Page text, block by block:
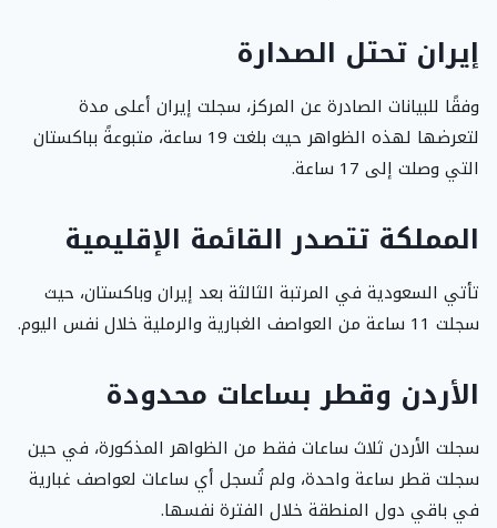
إيران تحتل الصدارة
وفقًا للبيانات الصادرة عن المركز، سجلت إيران أعلى مدة
لتعرضها لهذه الظواهر حيث بلغت 19 ساعة، متبوعةً بباكستان
التي وصلت إلى 17 ساعة.
المملكة تتصدر القائمة الإقليمية
تأتي السعودية في المرتبة الثالثة بعد إيران وباكستان، حيث
سجلت 11 ساعة من العواصف الغبارية والرملية خلال نفس اليوم.
الأردن وقطر بساعات محدودة
سجلت الأردن ثلاث ساعات فقط من الظواهر المذكورة، في حين
سجلت قطر ساعة واحدة، ولم تُسجل أي ساعات لعواصف غبارية
في باقي دول المنطقة خلال الفترة نفسها.